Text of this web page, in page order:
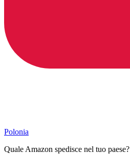
Polonia
Quale Amazon spedisce nel tuo paese?